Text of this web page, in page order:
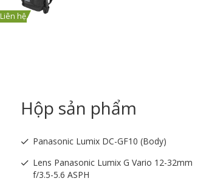
Liên hệ
Hộp sản phẩm
Panasonic Lumix DC-GF10 (Body)
Lens Panasonic Lumix G Vario 12-32mm
f/3.5-5.6 ASPH